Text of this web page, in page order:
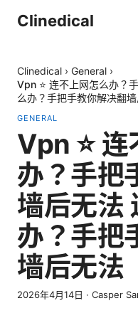
Clinedical
Clinedical › General ›
Vpn ⭐ 连不上网怎么办？
么办？手把手教你解决翻
GENERAL
Vpn ⭐
办？手把
墙后无法
办？手把
墙后无法
2026年4月14日 · Casper